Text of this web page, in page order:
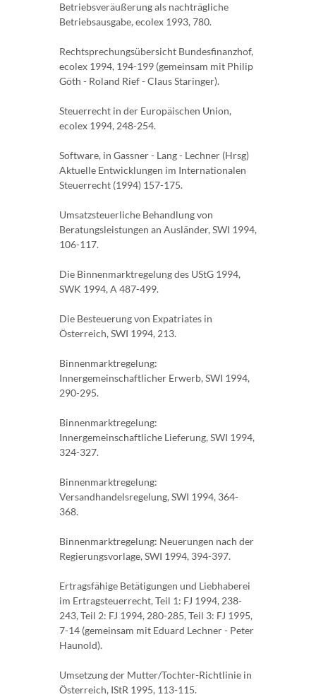
Betriebsveräußerung als nachträgliche
Betriebsausgabe, ecolex 1993, 780.
Rechtsprechungsübersicht Bundesfinanzhof,
ecolex 1994, 194-199 (gemeinsam mit Philip
Göth - Roland Rief - Claus Staringer).
Steuerrecht in der Europäischen Union,
ecolex 1994, 248-254.
Software, in Gassner - Lang - Lechner (Hrsg)
Aktuelle Entwicklungen im Internationalen
Steuerrecht (1994) 157-175.
Umsatzsteuerliche Behandlung von
Beratungsleistungen an Ausländer, SWI 1994,
106-117.
Die Binnenmarktregelung des UStG 1994,
SWK 1994, A 487-499.
Die Besteuerung von Expatriates in
Österreich, SWI 1994, 213.
Binnenmarktregelung:
Innergemeinschaftlicher Erwerb, SWI 1994,
290-295.
Binnenmarktregelung:
Innergemeinschaftliche Lieferung, SWI 1994,
324-327.
Binnenmarktregelung:
Versandhandelsregelung, SWI 1994, 364-
368.
Binnenmarktregelung: Neuerungen nach der
Regierungsvorlage, SWI 1994, 394-397.
Ertragsfähige Betätigungen und Liebhaberei
im Ertragsteuerrecht, Teil 1: FJ 1994, 238-
243, Teil 2: FJ 1994, 280-285, Teil 3: FJ 1995,
7-14 (gemeinsam mit Eduard Lechner - Peter
Haunold).
Umsetzung der Mutter/Tochter-Richtlinie in
Österreich, IStR 1995, 113-115.